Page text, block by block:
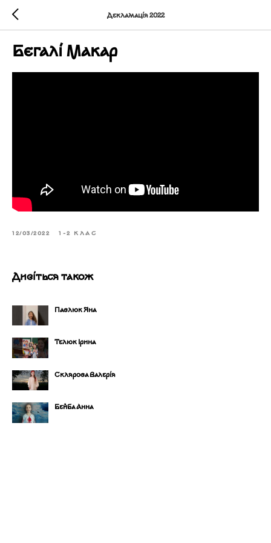
Декламація 2022
Бєгалі Макар
12/03/2022 1-2 КЛАС
Дивіться також
Павлюк Яна
Телюк Ірина
Склярова Валерія
Бейба Анна